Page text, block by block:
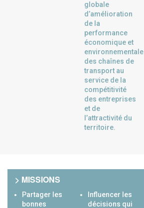
globale
d’amélioration
de la
performance
économique et
environnementale
des chaînes de
transport au
service de la
compétitivité
des entreprises
et de
l’attractivité du
territoire.
> MISSIONS
Partager les
bonnes
Influencer les
décisions qui